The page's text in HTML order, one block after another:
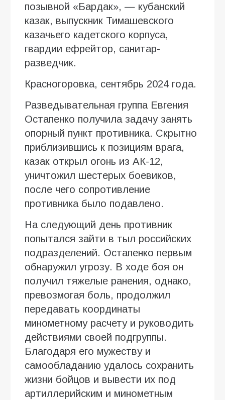
позывной «Бардак», — кубанский
казак, выпускник Тимашевского
казачьего кадетского корпуса,
гвардии ефрейтор, санитар-
разведчик.
Красногоровка, сентябрь 2024 года.
Разведывательная группа Евгения
Остапенко получила задачу занять
опорный пункт противника. Скрытно
приблизившись к позициям врага,
казак открыл огонь из АК-12,
уничтожил шестерых боевиков,
после чего сопротивление
противника было подавлено.
На следующий день противник
попытался зайти в тыл российских
подразделений. Остапенко первым
обнаружил угрозу. В ходе боя он
получил тяжелые ранения, однако,
превозмогая боль, продолжил
передавать координаты
минометному расчету и руководить
действиями своей подгруппы.
Благодаря его мужеству и
самообладанию удалось сохранить
жизни бойцов и вывести их под
артиллерийским и минометным